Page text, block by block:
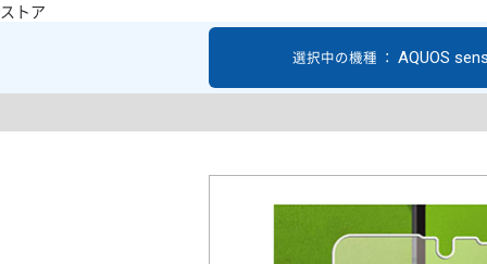
ストア
選択中の機種 ： AQUOS